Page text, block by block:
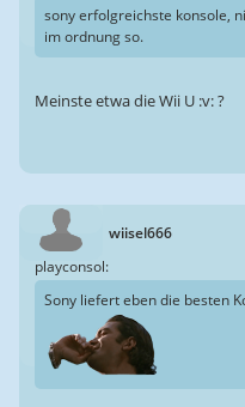
sony erfolgreichste konsole,
im ordnung so.
Meinste etwa die Wii U :v: ?
wiisel666
playconsol:
Sony liefert eben die besten